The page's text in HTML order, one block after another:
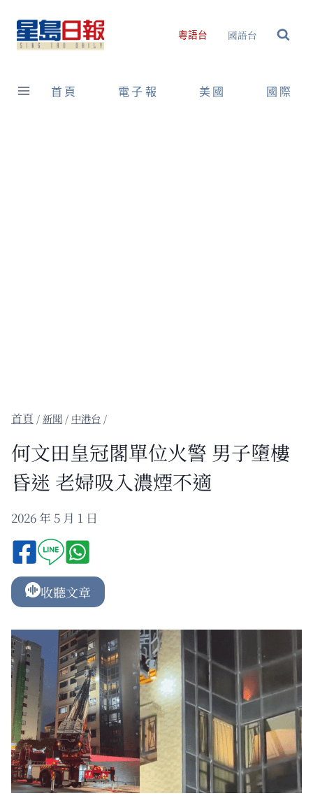
content
粵語台 國語台
首頁 電子報 美國 國際
/新聞 / 中港台 /
何文田皇冠閣單位火警 男子墮樓
昏迷 老婦吸入濃煙不適
2026 年 5 月 1 日
收聽文章